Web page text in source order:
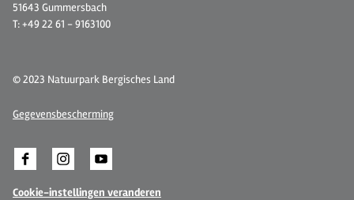
51643 Gummersbach
T: +49 22 61 - 9163100
© 2023 Natuurpark Bergisches Land
Gegevensbescherming
Cookie-instellingen veranderen